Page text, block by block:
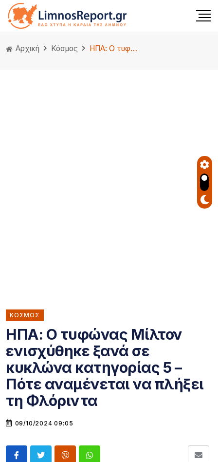
Αρχική Κόσμος ΗΠΑ: Ο τυφώνας Μίλτον ενισχύθηκε ξανά σε κυκλώνα κατηγορίας 5 – Πότε αναμένεται να πλήξει τη Φλόριντα
ΚΌΣΜΟΣ
ΗΠΑ: Ο τυφώνας Μίλτον
ενισχύθηκε ξανά σε
κυκλώνα κατηγορίας 5 –
Πότε αναμένεται να πλήξει
τη Φλόριντα
09/10/2024 09:05